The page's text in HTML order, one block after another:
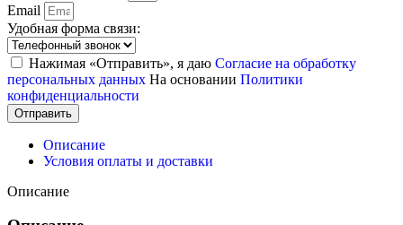
Email
Удобная форма связи:
Нажимая «Отправить», я даю Согласие на обработку
персональных данных На основании Политики
конфиденциальности
Отправить
Описание
Условия оплаты и доставки
Описание